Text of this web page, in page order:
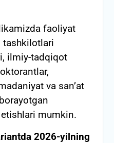
faoliyat
tashkilotlari
ilmiy-tadqiqot
va san’at
mumkin.
2026-yilning